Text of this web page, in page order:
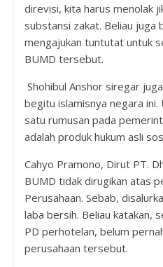
direvisi, kita harus menolak
substansi zakat. Beliau juga
mengajukan tuntutat untuk
BUMD tersebut.
Shohibul Anshor siregar
begitu islamisnya negara ini.
satu rumusan pada
adalah produk hukum asli
Cahyo Pramono, Dirut PT.
BUMD tidak dirugikan atas
Perusahaan. Sebab,
laba bersih. Beliau katakan,
PD perhotelan, belum
perusahaan tersebut.